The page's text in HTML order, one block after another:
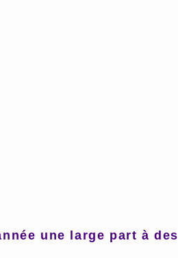
une large part à des